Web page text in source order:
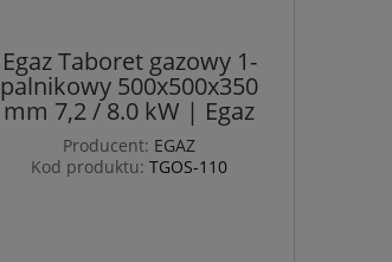
Egaz Taboret gazowy 1-
palnikowy 500x500x350
mm 7,2 / 8.0 kW | Egaz
Producent: EGAZ
Kod produktu: TGOS-110